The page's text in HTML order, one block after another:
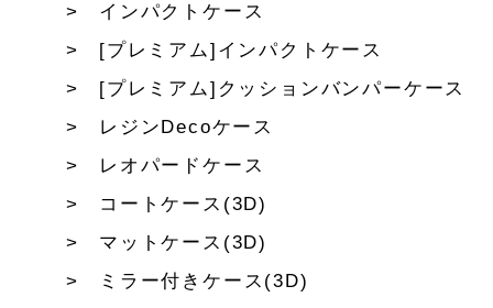
インパクトケース
[プレミアム]インパクトケース
[プレミアム]クッションバンパーケース
レジンDecoケース
レオパードケース
コートケース(3D)
マットケース(3D)
ミラー付きケース(3D)